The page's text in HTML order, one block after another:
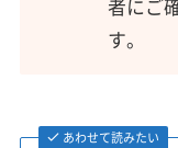
者にご
す。
あわせて読みたい